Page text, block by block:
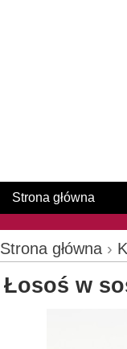
Strona główna
Strona główna ›
Łosoś w